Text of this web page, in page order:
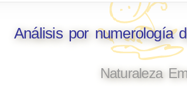
Análisis por numerología
Naturaleza